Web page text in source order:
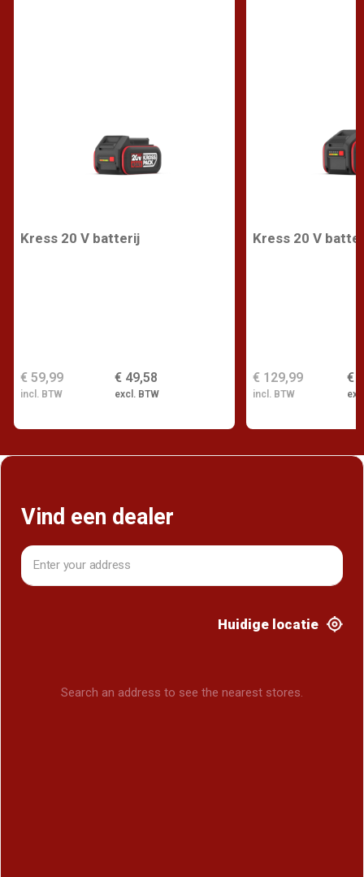
Kress 20 V batterij
€ 49,58
excl. BTW
€ 59,99
incl. BTW
Kress 20 V
€
€ 129,99
incl. BTW
Vind een dealer
Huidige locatie
Search an address to see the nearest stores.